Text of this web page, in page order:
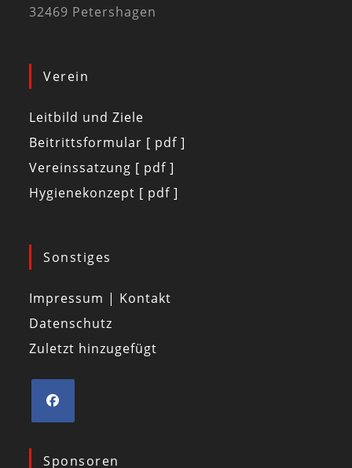
32469 Petershagen
Verein
Leitbild und Ziele
Beitrittsformular [ pdf ]
Vereinssatzung [ pdf ]
Hygienekonzept [ pdf ]
Sonstiges
Impressum | Kontakt
Datenschutz
Zuletzt hinzugefügt
Sponsoren